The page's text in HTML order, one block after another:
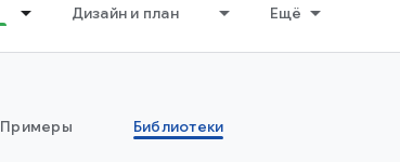
Дизайн и план Ещё
Примеры Библиотеки